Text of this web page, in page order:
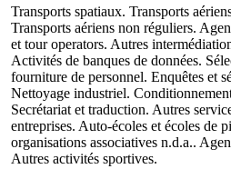
Transports spatiaux. Transports
Transports aériens non réguliers.
et tour operators. Autres
Activités de banques de données.
fourniture de personnel. Enquêtes et
Nettoyage industriel.
Secrétariat et traduction. Autres
entreprises. Auto-écoles et écoles de
organisations associatives n.d.a..
Autres activités sportives.